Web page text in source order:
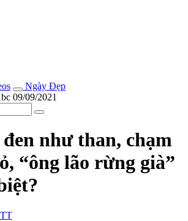
Ngày Đẹp
09/09/2021
như than, chạm
“ông lão rừng già”